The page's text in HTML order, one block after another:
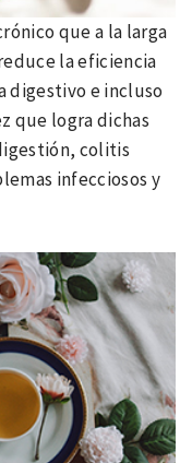
que a la larga
la eficiencia
digestivo e incluso
que logra dichas
colitis
infecciosos y